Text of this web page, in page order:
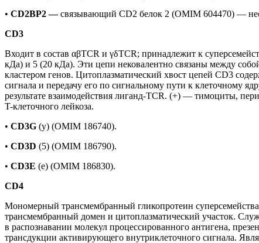
• CD2BP2 —связывающий CD2 белок 2 (OMIM 604470) —
CD3
Входит в состав αβTCR и γδTCR; принадлежит к
кДа) и 5 (20 кДа). Эти цепи нековалентно связаны между
кластером генов. Цитоплазматический хвост цепей CD3
сигнала и передачу его по сигнальному пути к клеточному
результате взаимодействия лиганд-TCR. (+) — тимоциты,
T-клеточного лейкоза.
• CD3G (у) (OMIM 186740).
• CD3D (5) (OMIM 186790).
• CD3E (e) (OMIM 186830).
CD4
Мономерный трансмембранный гликопротеин
трансмембранный домен и цитоплазматический участок.
в распознавании молекул процессированного антигена,
трансдукции активирующего внутриклеточного сигнала.